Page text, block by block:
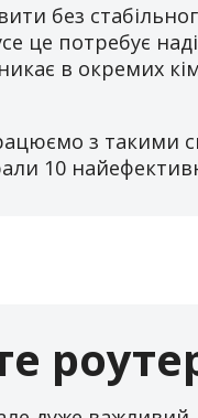
без
це потребує
в окремих
з такими
10